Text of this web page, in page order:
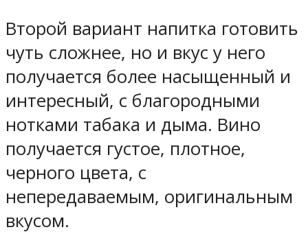
Второй вариант напитка готовить
чуть сложнее, но и вкус у него
получается более насыщенный и
интересный, с благородными
нотками табака и дыма. Вино
получается густое, плотное,
черного цвета, с
непередаваемым, оригинальным
вкусом.